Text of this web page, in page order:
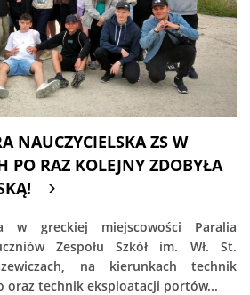
NAUCZYCIELSKA ZS W
PO RAZ KOLEJNY ZDOBYŁA
greckiej miejscowości Paralia
Zespołu Szkół im. Wł. St.
na kierunkach technik
oraz technik eksploatacji portów...